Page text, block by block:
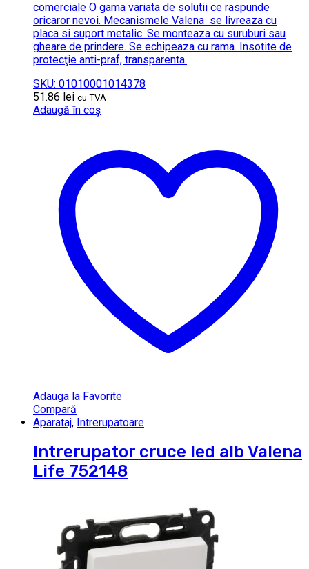
comerciale O gama variata de solutii ce raspunde
oricaror nevoi. Mecanismele Valena se livreaza cu
placa si suport metalic. Se monteaza cu suruburi sau
gheare de prindere. Se echipeaza cu rama. Insotite de
protecţie anti-praf, transparenta.
SKU: 01010001014378
51.86 lei cu TVA
Adaugă în coș
Adauga la Favorite
Compară
Aparataj, Intrerupatoare
Intrerupator cruce led alb Valena
Life 752148